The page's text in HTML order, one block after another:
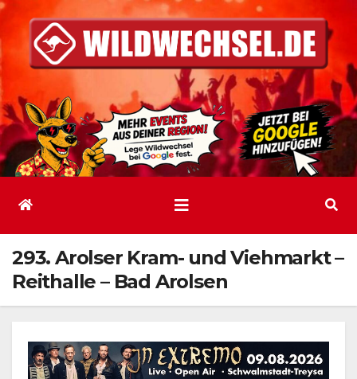
Inhalt
springen
293. Arolser Kram- und Viehmarkt –
Reithalle – Bad Arolsen